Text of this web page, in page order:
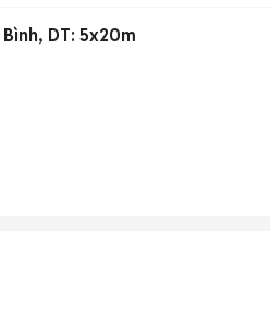
DT: 5x20m